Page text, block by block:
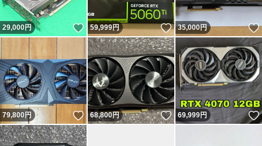
29,000円 いいね！
59,999円 いいね！
35,000円
79,800円 いいね！
68,800円 いいね！
69,999円